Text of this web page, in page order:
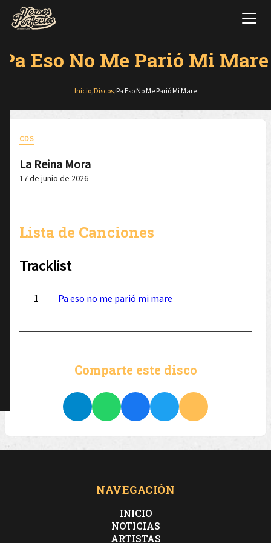
Pa Eso No Me Parió Mi Mare
Inicio Discos Pa Eso No Me Parió Mi Mare
CDS
La Reina Mora
17 de junio de 2026
Lista de Canciones
Tracklist
1 Pa eso no me parió mi mare
Comparte este disco
NAVEGACIÓN
INICIO
NOTICIAS
ARTISTAS